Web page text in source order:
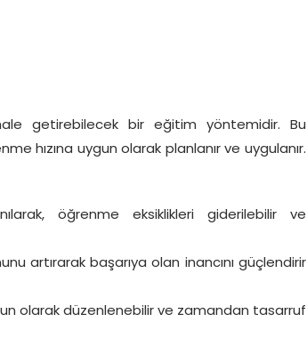
getirebilecek bir eğitim yöntemidir. Bu
hızına uygun olarak planlanır ve uygulanır.
öğrenme eksiklikleri giderilebilir ve
artırarak başarıya olan inancını güçlendirir
olarak düzenlenebilir ve zamandan tasarruf